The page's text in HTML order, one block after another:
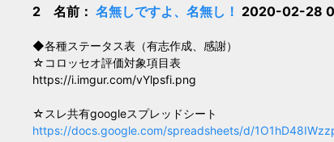
2 名前： 名無しですよ、名無し！ 2020-02-28
◆各種ステータス表（有志作成、感謝）
☆コロッセオ評価対象項目表
https://i.imgur.com/vYlpsfi.png
☆スレ共有googleスプレッドシート
https://docs.google.com/spreadsheets/d/